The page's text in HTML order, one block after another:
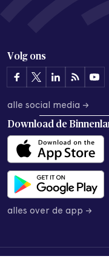
Volg ons
alle social media →
Download de
alles over de app →